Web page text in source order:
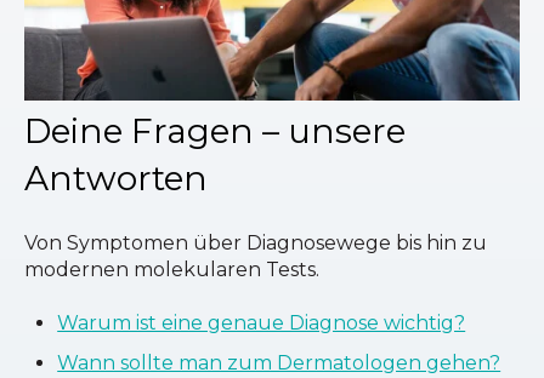
Deine Fragen – unsere
Antworten
Von Symptomen über Diagnosewege bis hin zu
modernen molekularen Tests.
Warum ist eine genaue Diagnose wichtig?
Wann sollte man zum Dermatologen gehen?